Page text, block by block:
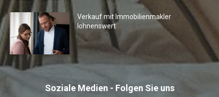
Verkauf mit Immobilienmakler
lohnenswert
Soziale Medien - Folgen Sie uns